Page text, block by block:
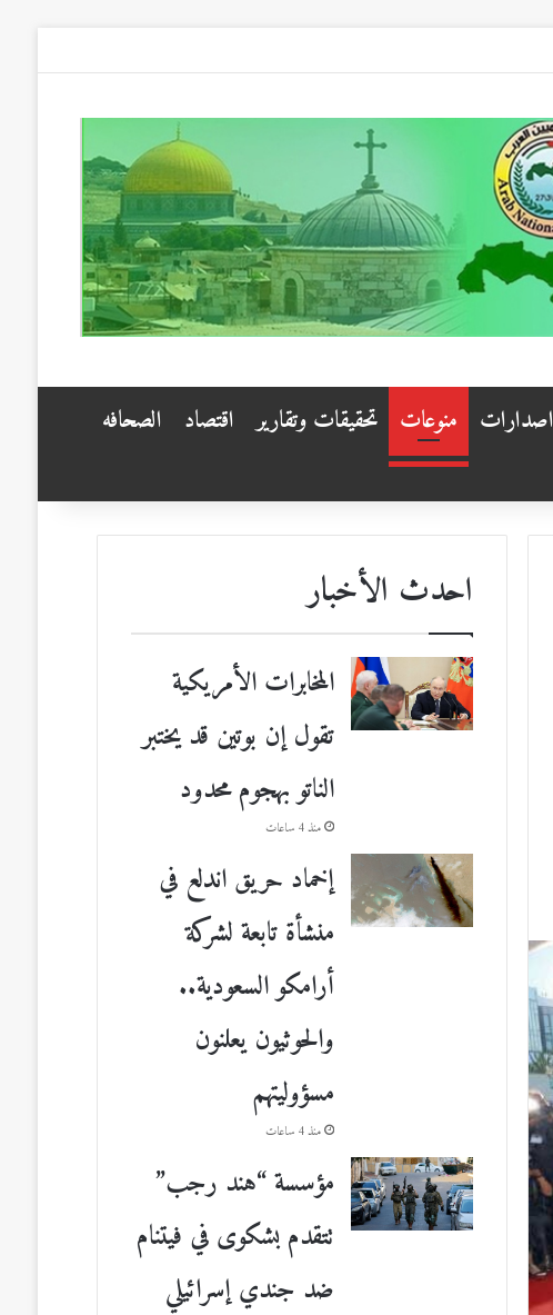
اصدارات منوعات تحقيقات وتقارير اقتصاد الصحافه
احدث الأخبار
المخابرات الأمريكية
تقول إن بوتين قد يختبر
الناتو بهجوم محدود
منذ 4 ساعات
إخماد حريق اندلع في
منشأة تابعة لشركة
أرامكو السعودية..
والحوثيون يعلنون
مسؤوليتهم
منذ 4 ساعات
مؤسسة “هند رجب”
تتقدم بشكوى في فيتنام
ضد جندي إسرائيلي